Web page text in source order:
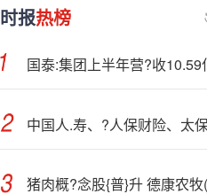
时报热榜